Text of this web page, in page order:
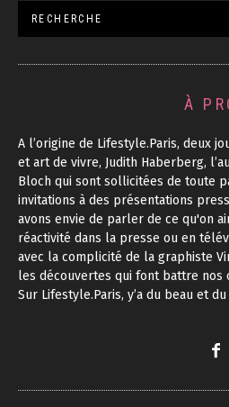
À
A l’origine de Lifestyle.Paris, deux
et art de vivre, Judith Haberberg,
Bloch qui sont sollicitées de toute
invitations à des présentations
avons envie de parler de ce qu'on
réactivité dans la presse ou en
avec la complicité de la graphiste
les découvertes qui font battre nos
Sur Lifestyle.Paris, y’a du beau et